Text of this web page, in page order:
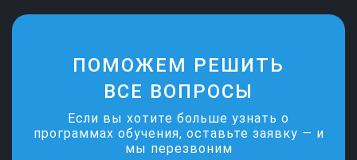
ПОМОЖЕМ РЕШИТЬ
ВСЕ ВОПРОСЫ
Если вы хотите больше узнать о
программах обучения, оставьте заявку — и
мы перезвоним